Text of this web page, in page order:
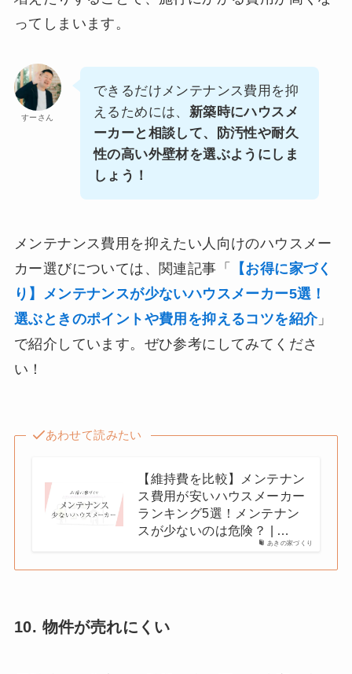
ってしまいます。
すーさん
できるだけメンテナンス費用を抑
えるためには、 新築時にハウスメ
ーカーと相談して、防汚性や耐久
性の高い外壁材を選ぶようにしま
しょう！
メンテナンス費用を抑えたい人向けのハウスメー
カー選びについては、関連記事「
【お得に家づく
り】メンテナンスが少ないハウスメーカー5選！
選ぶときのポイントや費用を抑えるコツを紹介」
で紹介しています。ぜひ参考にしてみてくださ
い！
あわせて読みたい
あきの家づくり
【維持費を比較】メンテナン
ス費用が安いハウスメーカー
ランキング5選！メンテナン
スが少ないのは危険？ | …
10. 物件が売れにくい